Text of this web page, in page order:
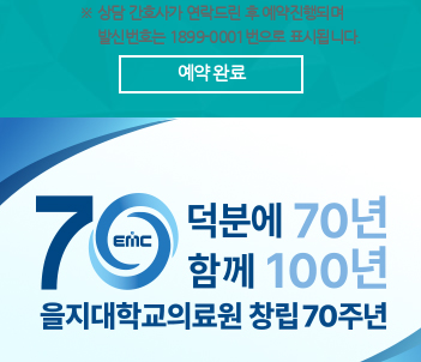
※ 상담 간호사가 연락드린 후 예약진행되며
발신번호는 1899-0001번으로 표시됩니다.
예약 완료